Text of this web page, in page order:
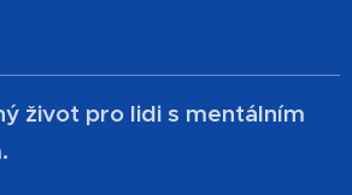
život pro lidi s mentálním